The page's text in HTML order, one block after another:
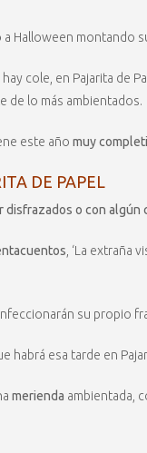
a Halloween montando
cole, en Pajarita de
de lo más ambientados.
este año muy
DE PAPEL
disfrazados o con
, ‘La extraña
su propio
habrá esa tarde en
merienda ambientada,